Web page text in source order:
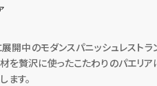
中のモダンスパニッシュレストラ
を贅沢に使ったこたわりのパエリア
す。